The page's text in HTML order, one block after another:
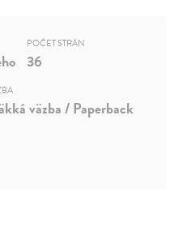
POČET STRÁN
36
väzba / Paperback